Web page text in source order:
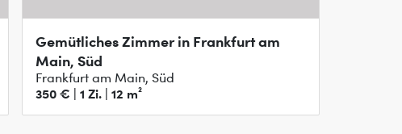
Gemütliches Zimmer in Frankfurt am
Main, Süd
Frankfurt am Main, Süd
350 € | 1 Zi. | 12 m²